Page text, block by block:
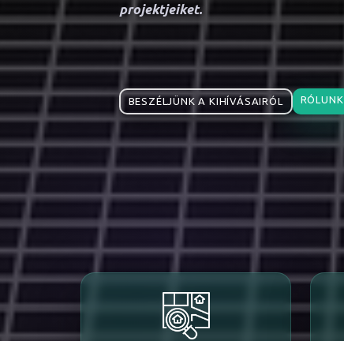
projektjeiket.
BESZÉLJÜNK A KIHÍVÁSAIRÓL RÓLUNK